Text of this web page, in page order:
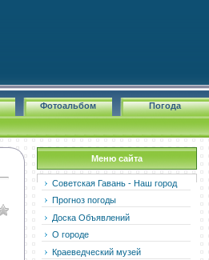
Погода
Фотоальбом
Меню сайта
Советская Гавань - Наш город
Прогноз погоды
Доска Объявлений
О городе
Краеведческий музей